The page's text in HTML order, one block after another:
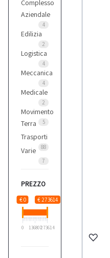
Complesso
Aziendale
4
Edilizia
2
Logistica
4
Meccanica
4
Medicale
2
Movimento
Terra
5
Trasporti
88
Varie
7
PREZZO
€ 0 € 273614
0 136807273614